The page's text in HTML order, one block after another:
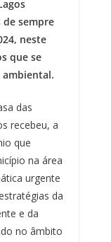
y
L
n
k
r
e
sempre
neste
que se
das
recebeu, a
que
na área
urgente
da
e da
no âmbito